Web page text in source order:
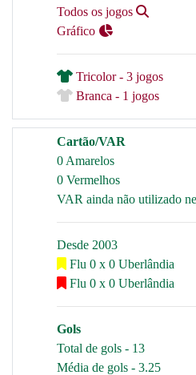
Todos os jogos
Gráfico
Tricolor - 3 jogos
Branca - 1 jogos
Cartão/VAR
0 Amarelos
0 Vermelhos
VAR ainda não utilizado
Desde 2003
Flu 0 x 0 Uberlândia
Flu 0 x 0 Uberlândia
Gols
Total de gols - 13
Média de gols - 3.25